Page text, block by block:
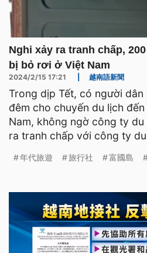
Nghi xảy ra tranh chấp,
bị bỏ rơi ở Việt Nam
2024/2/15 17:21 越南語新聞
Trong dịp Tết, có người
đêm cho chuyến du lịch
Nam, không ngờ công ty
ra tranh chấp với công ty
年代旅遊 旅行社 富國島